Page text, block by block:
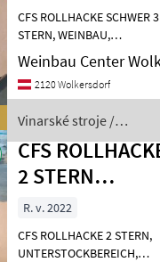
CFS ROLLHACKE SCHWER 3
STERN, WEINBAU,
OBSTBAU, WEINGARTEN,
ZWISCHENACHSBEREICH,
STOCKRÄUMGERÄT,
BODENBEARBEITUNG,
BIOLOGISCH,
SPRITZMITTELFREI,
Weinbau Center
2120 Wolkersdorf
Vinarské stroje /
CFS
CFS
2 STERN
SCHWER
R. v. 2022
CFS ROLLHACKE 2 STERN,
UNTERSTOCKBEREICH,